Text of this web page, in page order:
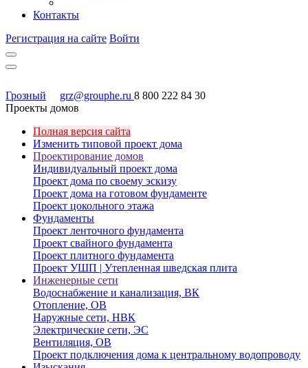
Контакты
Регистрация на сайте Войти
Грозный grz@grouphe.ru 8 800 222 84 30
Проекты домов
Полная версия сайта
Изменить типовой проект дома
Проектирование домов
Индивидуальный проект дома
Проект дома по своему эскизу
Проект дома на готовом фундаменте
Проект цокольного этажа
Фундаменты
Проект ленточного фундамента
Проект свайного фундамента
Проект плитного фундамента
Проект УШП | Утепленная шведская плита
Инженерные сети
Водоснабжение и канализация, ВК
Отопление, ОВ
Наружные сети, НВК
Электрические сети, ЭС
Вентиляция, ОВ
Проект подключения дома к центральному водопроводу